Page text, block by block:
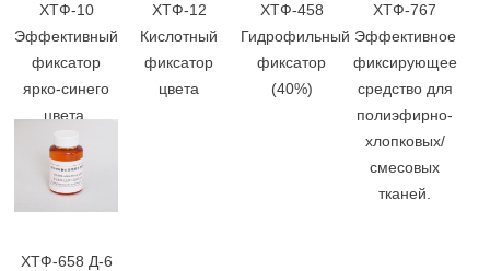
ХТФ-10
Эффективный
фиксатор
ярко-синего
цвета.
ХТФ-12
Кислотный
фиксатор
цвета
ХТФ-458
Гидрофильный
фиксатор
(40%)
ХТФ-767
Эффективное
фиксирующее
средство для
полиэфирно-
хлопковых/
смесовых
тканей.
ХТФ-658 Д-6